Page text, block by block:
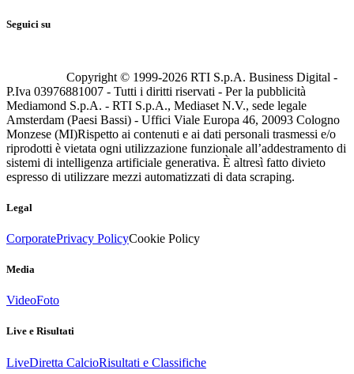
Seguici su
Copyright © 1999-2026 RTI S.p.A. Business Digital -
P.Iva 03976881007 - Tutti i diritti riservati - Per la pubblicità
Mediamond S.p.A. - RTI S.p.A., Mediaset N.V., sede legale
Amsterdam (Paesi Bassi) - Uffici Viale Europa 46, 20093 Cologno
Monzese (MI)Rispetto ai contenuti e ai dati personali trasmessi e/o
riprodotti è vietata ogni utilizzazione funzionale all’addestramento di
sistemi di intelligenza artificiale generativa. È altresì fatto divieto
espresso di utilizzare mezzi automatizzati di data scraping.
Legal
CorporatePrivacy PolicyCookie Policy
Media
VideoFoto
Live e Risultati
LiveDiretta CalcioRisultati e Classifiche